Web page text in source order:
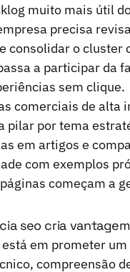
muito mais útil
precisa
consolidar o cluster
a participar da
sem clique.
comerciais de alta
pilar por tema
em artigos e
com exemplos
começam a
seo cria
em prometer
compreensão